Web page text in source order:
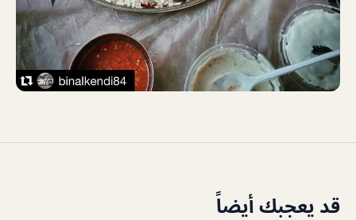
قد يعجبك أيضاً